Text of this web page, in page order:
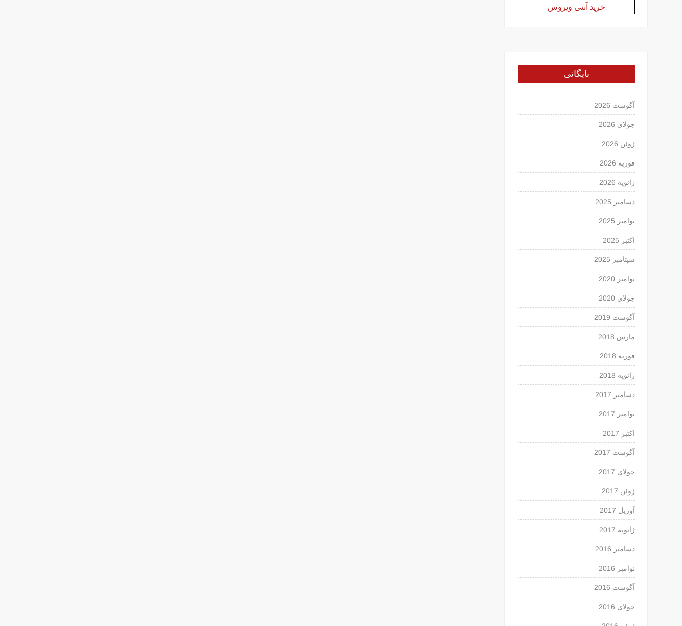
خرید آنتی ویروس
بایگانی
آگوست 2026
جولای 2026
ژوئن 2026
فوریه 2026
ژانویه 2026
دسامبر 2025
نوامبر 2025
اکتبر 2025
سپتامبر 2025
نوامبر 2020
جولای 2020
آگوست 2019
مارس 2018
فوریه 2018
ژانویه 2018
دسامبر 2017
نوامبر 2017
اکتبر 2017
آگوست 2017
جولای 2017
ژوئن 2017
آوریل 2017
ژانویه 2017
دسامبر 2016
نوامبر 2016
آگوست 2016
جولای 2016